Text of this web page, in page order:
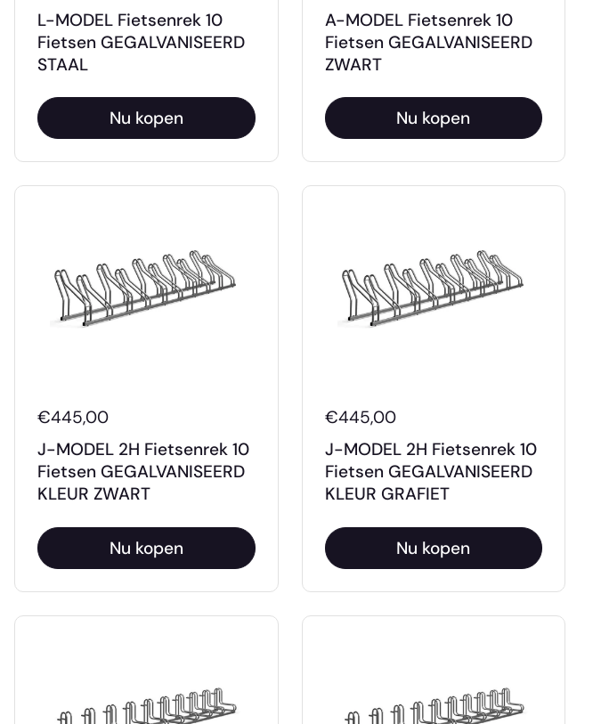
L-MODEL Fietsenrek 10
Fietsen GEGALVANISEERD
STAAL
Nu kopen
A-MODEL Fietsenrek 10
Fietsen GEGALVANISEERD
ZWART
Nu kopen
€445,00
J-MODEL 2H Fietsenrek 10
Fietsen GEGALVANISEERD
KLEUR ZWART
Nu kopen
€445,00
J-MODEL 2H Fietsenrek 10
Fietsen GEGALVANISEERD
KLEUR GRAFIET
Nu kopen